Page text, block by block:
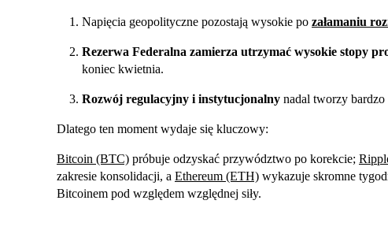
Napięcia geopolityczne pozostają wysokie po załamaniu
Rezerwa Federalna zamierza utrzymać wysokie stopy
koniec kwietnia.
Rozwój regulacyjny i instytucjonalny nadal tworzy
Dlatego ten moment wydaje się kluczowy:
Bitcoin (BTC) próbuje odzyskać przywództwo po korekcie;
zakresie konsolidacji, a Ethereum (ETH) wykazuje skromne
Bitcoinem pod względem względnej siły.